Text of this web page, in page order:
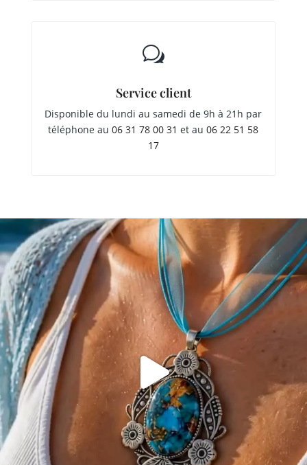
w
Service client
Disponible du lundi au samedi de 9h à 21h par
téléphone au06 31 78 00 31 et au06 22 51 58
17